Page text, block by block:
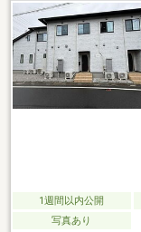
1週間以内公開
写真あり